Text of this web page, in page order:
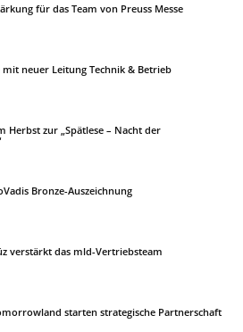
für das Team von Preuss Messe
neuer Leitung Technik & Betrieb
Herbst zur „Spätlese – Nacht der
Bronze-Auszeichnung
verstärkt das mld-Vertriebsteam
starten strategische Partnerschaft